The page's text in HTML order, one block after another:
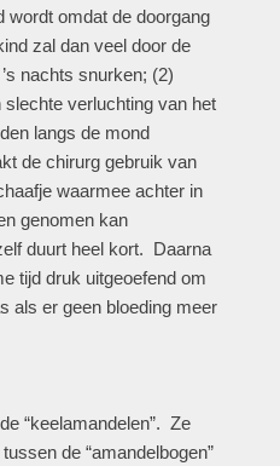
wordt omdat de doorgang
zal dan veel door de
nachts snurken; (2)
verluchting van het
langs de mond
de chirurg gebruik van
waarmee achter in
genomen kan
duurt heel kort. Daarna
tijd druk uitgeoefend om
als er geen bloeding meer
“keelamandelen”. Ze
de “amandelbogen”